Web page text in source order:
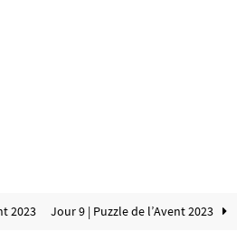
2023 Jour 9 | Puzzle de l’Avent 2023